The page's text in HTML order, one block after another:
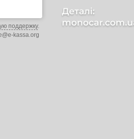
поддержку.
kassa.org